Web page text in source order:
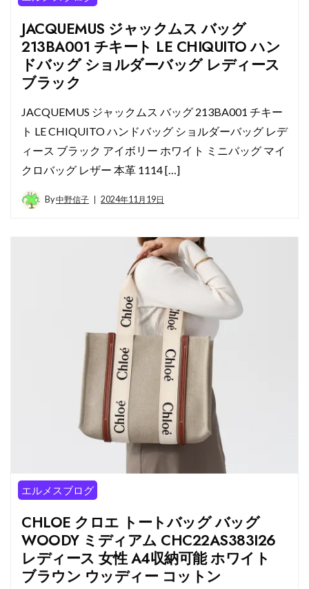
JACQUEMUS ジャックムス バッグ
213BA001 チキート LE CHIQUITO ハン
ドバッグ ショルダーバッグ レディース
ブラック
JACQUEMUS ジャックムス バッグ 213BA001 チキー
ト LE CHIQUITO ハンドバッグ ショルダーバッグ レデ
ィース ブラック アイボリー ホワイト ミニバッグ マイ
クロバッグ レザー 本革 1114 […]
By中野信子 2024年11月19日
エルメスブログ
CHLOE クロエ トートバッグ バッグ
WOODY ミディアム CHC22AS383I26
レディース 女性 A4収納可能 ホワイト
ブラウン ウッディー コットン